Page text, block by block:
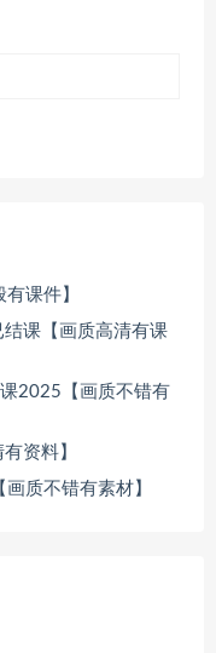
课件】
课【画质高清有课
2025【画质不错有
资料】
质不错有素材】